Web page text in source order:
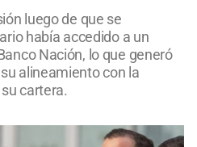
luego de que se
había accedido a un
Nación, lo que generó
alineamiento con la
cartera.